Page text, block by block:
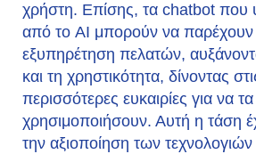
χρήστη. Επίσης, τα chatbot που
από το AI μπορούν να
εξυπηρέτηση πελατών,
και τη χρηστικότητα, δίνοντας
περισσότερες ευκαιρίες για να τα
χρησιμοποιήσουν. Αυτή η τάση
την αξιοποίηση των τεχνολογιών